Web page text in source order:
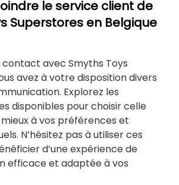
le service client de
Superstores en Belgique
avec Smyths Toys
avez à votre disposition divers
Explorez les
disponibles pour choisir celle
à vos préférences et
N’hésitez pas à utiliser ces
d’une expérience de
efficace et adaptée à vos